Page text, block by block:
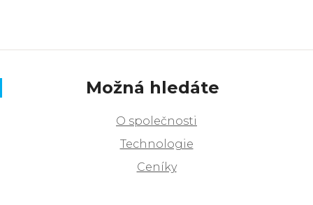
Možná hledáte
O společnosti
Technologie
Ceníky